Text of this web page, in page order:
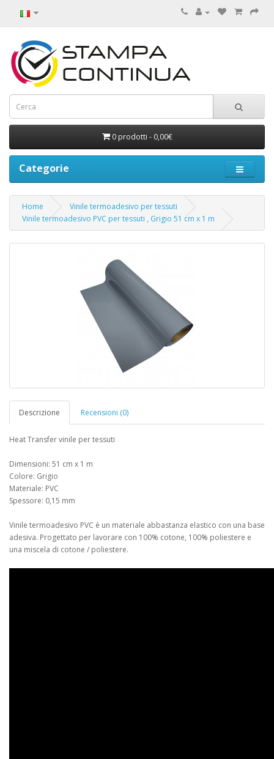
0 prodotti - 0,00€
Categorie
Home
Vinile termoadesivo per tessuti
Vinile termoadesivo PVC per tessuti , Grigio 51 cm x 1 m
Descrizione Recensioni (0)
Heat Transfer vinile per tessuti
Dimensioni: 51 cm x 1 m
Colore: Grigio
Materiale: PVC
Spessore: 0,15 mm
Vinile termoadesivo PVC è un materiale abbastanza elastico con una base
adesiva. Progettato per lavorare con 100% cotone, 100% poliestere e
una miscela di cotone / poliestere.